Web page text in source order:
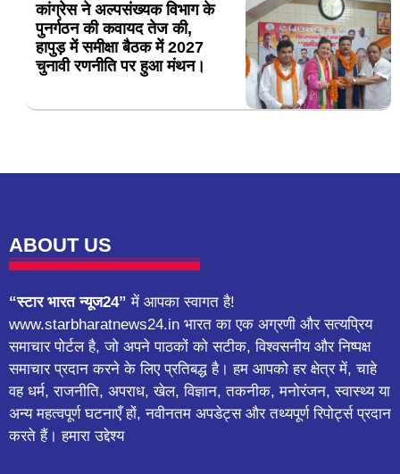
कांग्रेस ने अल्पसंख्यक विभाग के
पुनर्गठन की कवायद तेज की,
हापुड़ में समीक्षा बैठक में 2027
चुनावी रणनीति पर हुआ मंथन।
ABOUT US
“स्टार भारत न्यूज24” में आपका स्वागत है!
www.starbharatnews24.in भारत का एक अग्रणी और सत्यप्रिय
समाचार पोर्टल है, जो अपने पाठकों को सटीक, विश्वसनीय और निष्पक्ष
समाचार प्रदान करने के लिए प्रतिबद्ध है। हम आपको हर क्षेत्र में, चाहे
वह धर्म, राजनीति, अपराध, खेल, विज्ञान, तकनीक, मनोरंजन, स्वास्थ्य या
अन्य महत्वपूर्ण घटनाएँ हों, नवीनतम अपडेट्स और तथ्यपूर्ण रिपोर्ट्स प्रदान
करते हैं। हमारा उद्देश्य